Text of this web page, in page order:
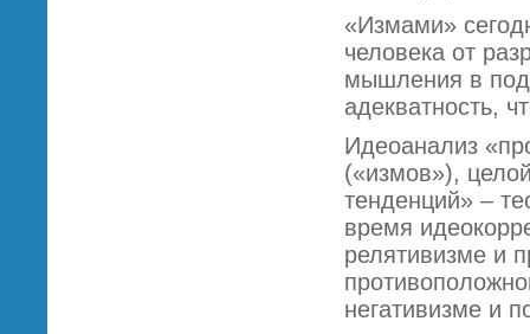
«Измами»
человека от
мышления в
адекватность,
Идеоанализ
(«измов»),
тенденций» –
время
релятивизме и
негативизме и